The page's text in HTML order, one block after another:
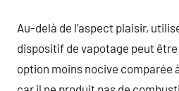
Au-delà de l’aspect plaisir,
dispositif de vapotage peut
option moins nocive comparée